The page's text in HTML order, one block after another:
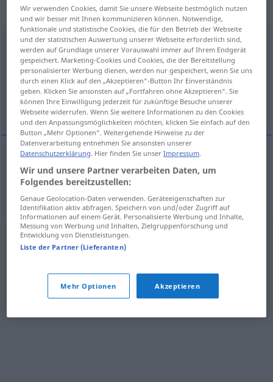
„Sonntagsbeilage“: Femininum
Sonntagsbeilagef
Übersicht aller Übersetzungen
(Für mehr Details die Übersetzung anklicken/antippen)
suplemento dominical
suplementomdominical Sonntagsbeilageder
Zeitung
Wir verwenden Cookies, damit Sie unsere Webseite bestmöglich nutzen
und wir besser mit Ihnen kommunizieren können. Notwendige,
funktionale und statistische Cookies, die für den Betrieb der Webseite
und der statistischen Auswertung unserer Webseite erforderlich sind,
werden auf Grundlage unserer Vorauswahl immer auf Ihrem Endgerät
gespeichert. Marketing-Cookies und Cookies, die der Bereitstellung
personalisierter Werbung dienen, werden nur gespeichert, wenn Sie uns
durch einen Klick auf den „Akzeptieren“-Button Ihr Einverständnis
geben. Klicken Sie ansonsten auf „Fortfahren ohne Akzeptieren“. Sie
können Ihre Einwilligung jederzeit für zukünftige Besuche unserer
Webseite widerrufen. Wenn Sie weitere Informationen zu den Cookies
und den Anpassungsmöglichkeiten möchten, klicken Sie einfach auf den
Button „Mehr Optionen“. Weitergehende Hinweise zu der
Datenverarbeitung entnehmen Sie ansonsten unserer
Datenschutzerklärung. Hier finden Sie unserImpressum.
Wir und unsere Partner verarbeiten Daten, um
Folgendes bereitzustellen:
Genaue Geolocation-Daten verwenden. Geräteeigenschaften zur
Identifikation aktiv abfragen. Speichern von und/oder Zugriff auf
Informationen auf einem Gerät. Personalisierte Werbung und Inhalte,
Messung von Werbung und Inhalten, Zielgruppenforschung und
Entwicklung von Dienstleistungen.
Liste der Partner (Lieferanten)
Mehr Optionen Akzeptieren